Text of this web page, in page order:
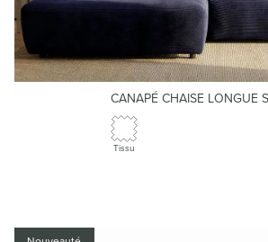
CANAPÉ CHAISE LONGUE
Tissu